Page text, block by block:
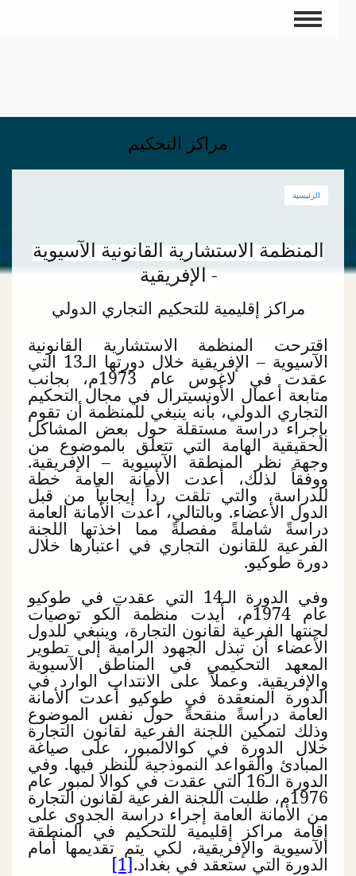
Toggle
مراكز التحكيم
الرئيسية
المنظمة الاستشارية القانونية الآسيوية
- الإفريقية
مراكز إقليمية للتحكيم التجاري الدولي
اقترحت المنظمة الاستشارية القانونية
الآسيوية – الإفريقية خلال دورتها الـ13 التي
عقدت في لاغوس عام 1973م، بجانب
متابعة أعمال الأونسيترال في مجال التحكيم
التجاري الدولي، بأنه ينبغي للمنظمة أن تقوم
بإجراء دراسة مستقلة حول بعض المشاكل
الحقيقية الهامة التي تتعلق بالموضوع من
وجهة نظر المنطقة الآسيوية – الإفريقية.
ووفقاً لذلك، أعدت الأمانة العامة خطة
للدراسة، والتي تلقت رداً إيجابياً من قبل
الدول الأعضاء. وبالتالي، أعدت الأمانة العامة
دراسةً شاملةً مفصلةً مما اخذتها اللجنة
الفرعية للقانون التجاري في اعتبارها خلال
دورة طوكيو.
وفي الدورة الـ14 التي عقدت في طوكيو
عام 1974م، أيدت منظمة آلكو توصيات
لجنتها الفرعية لقانون التجارة، وينبغي للدول
الأعضاء أن تبذل الجهود الرامية إلى تطوير
المعهد التحكيمي في المناطق الآسيوية
والإفريقية. وعملاً على الانتداب الوارد في
الدورة المنعقدة في طوكيو أعدت الأمانة
العامة دراسةً منقحةً حول نفس الموضوع
وذلك لتمكين اللجنة الفرعية لقانون التجارة
خلال الدورة في كوالالمبور، على صياغة
المبادئ والقواعد النموذجية للنظر فيها. وفي
الدورة الـ16 التي عقدت في كوالا لمبور عام
1976م، طلبت اللجنة الفرعية لقانون التجارة
من الأمانة العامة إجراء دراسة الجدوى على
إقامة مراكز إقليمية للتحكيم في المنطقة
الآسيوية والإفريقية، لكي يتم تقديمها أمام
الدورة التي ستعقد في بغداد.[1]